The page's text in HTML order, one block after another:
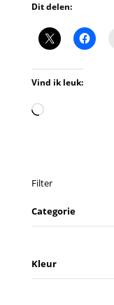
Dit delen:
Vind ik leuk:
Aan
Filter
Categorie
Kleur